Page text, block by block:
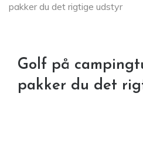
pakker du det rigtige udstyr
Golf på
pakker du det